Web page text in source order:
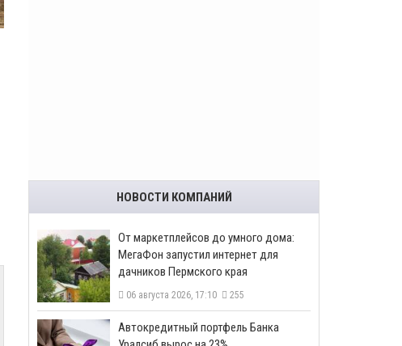
НОВОСТИ КОМПАНИЙ
От маркетплейсов до умного дома:
МегаФон запустил интернет для
дачников Пермского края
06 августа 2026, 17:10 255
​Автокредитный портфель Банка